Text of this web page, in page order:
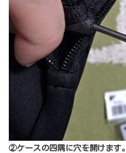
②ケースの四隅に穴を開けます。